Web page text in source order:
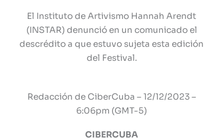
El Instituto de Artivismo Hannah Arendt
(INSTAR) denunció en un comunicado el
descrédito a que estuvo sujeta esta edición
del Festival.
Redacción de CiberCuba – 12/12/2023 –
6:06pm (GMT-5)
CIBERCUBA